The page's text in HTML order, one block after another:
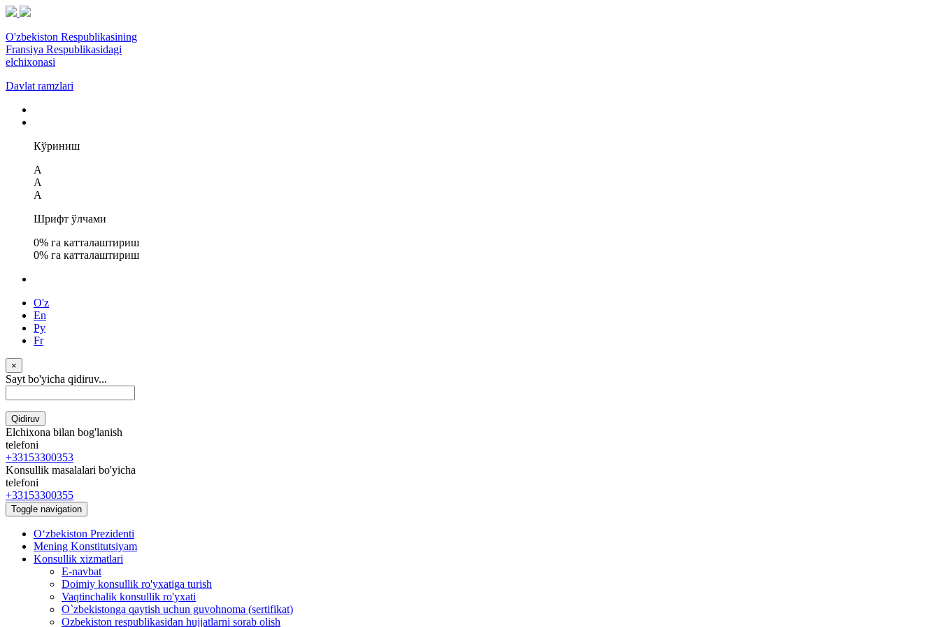
O'zbekiston Respublikasining
Fransiya Respublikasidagi
elchixonasi
Davlat ramzlari
Кўриниш
A
A
A
Шрифт ўлчами
0% га катталаштириш
0% га катталаштириш
O'z
En
Ру
Fr
×
Sayt bo'yicha qidiruv...
Qidiruv
Elchixona bilan bog'lanish
telefoni
+33153300353
Konsullik masalalari bo'yicha
telefoni
+33153300355
Toggle navigation
Oʻzbekiston Prezidenti
Mening Konstitutsiyam
Konsullik xizmatlari
E-navbat
Doimiy konsullik ro'yxatiga turish
Vaqtinchalik konsullik ro'yxati
O`zbekistonga qaytish uchun guvohnoma (sertifikat)
Ozbekiston respublikasidan hujjatlarni sorab olish